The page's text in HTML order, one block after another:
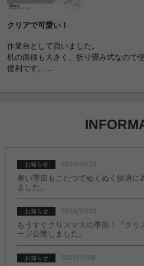
グ オフィス い
クリアで可愛い！
作業台として買いました。
机の面積も大きく、折り畳み式なので
便利です。
お知らせ 2024/10/23
寒い季節もこたつでぬくぬく快適に
ました。
お知らせ 2024/10/23
もうすぐクリスマスの季節！『ク
ージ公開しました。
お知らせ 2022/11/08